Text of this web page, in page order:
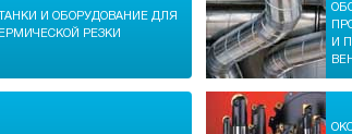
И ОБОРУДОВАНИЕ ДЛЯ
РЕЗКИ
И